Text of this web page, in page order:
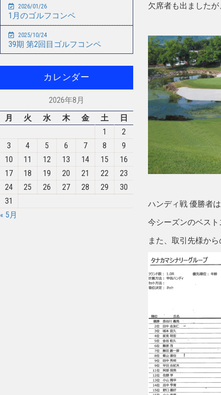
欠席者も出ました
ハンディ戦 優勝者
今シーズンのベス
また、取引先様か
2026/01/26
1月のゴルフコンペ
2025/10/24
39期 第2回目ゴルフコンペ
カレンダー
2026年8月
月
火 水 木 金 土
日
1
2
3
4 5 6 7 8
9
10
11 12 13 14 15
16
17
18 19 20 21 22
23
24
25 26 27 28 29
30
31
« 5月